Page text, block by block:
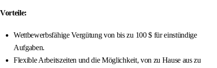
Vorteile:
Wettbewerbsfähige Vergütung von bis zu 100 $ für einstündige
Aufgaben.
Flexible Arbeitszeiten und die Möglichkeit, von zu Hause aus zu